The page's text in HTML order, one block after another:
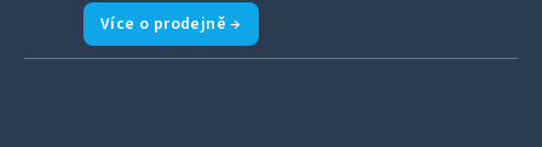
Více o prodejně →